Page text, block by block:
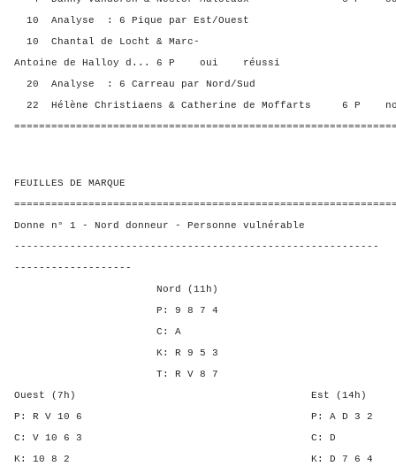
10 Analyse : 6 Pique par Est/Ouest
10 Chantal de Locht & Marc-
Antoine de Halloy d... 6 P oui réussi
20 Analyse : 6 Carreau par Nord/Sud
22 Hélène Christiaens & Catherine de Moffarts 6 P
FEUILLES DE MARQUE
Donne n° 1 - Nord donneur - Personne vulnérable
-----------------------------------------------------------
-------------------
Nord (11h)
P: 9 8 7 4
C: A
K: R 9 5 3
T: R V 8 7
Ouest (7h) Est (14h)
P: R V 10 6 P: A D
C: V 10 6 3 C:
K: 10 8 2 K: D 7